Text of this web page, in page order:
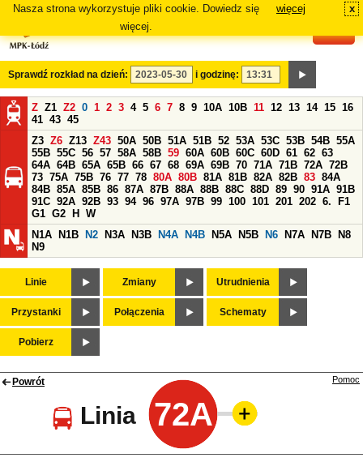
Nasza strona wykorzystuje pliki cookie. Dowiedz się
więcej.
więcej x
Sprawdź rozkład na dzień: i godzinę:
Z Z1 Z2 0 1 2 3 4 5 6 7 8 9 10A 10B 11 12 13 14 15 16
41 43 45
Z3 Z6 Z13 Z43 50A 50B 51A 51B 52 53A 53C 53B 54B 55A
55B 55C 56 57 58A 58B 59 60A 60B 60C 60D 61 62 63
64A 64B 65A 65B 66 67 68 69A 69B 70 71A 71B 72A 72B
73 75A 75B 76 77 78 80A 80B 81A 81B 82A 82B 83 84A
84B 85A 85B 86 87A 87B 88A 88B 88C 88D 89 90 91A 91B
91C 92A 92B 93 94 96 97A 97B 99 100 101 201 202 6.
F1
G1 G2 H
W
N1A
N1B N2 N3A N3B N4A N4B N5A N5B N6 N7A N7B
N8
N9
Linie Zmiany Utrudnienia
Przystanki Połączenia Schematy
Pobierz
Powrót
Linia 72A
Pomoc